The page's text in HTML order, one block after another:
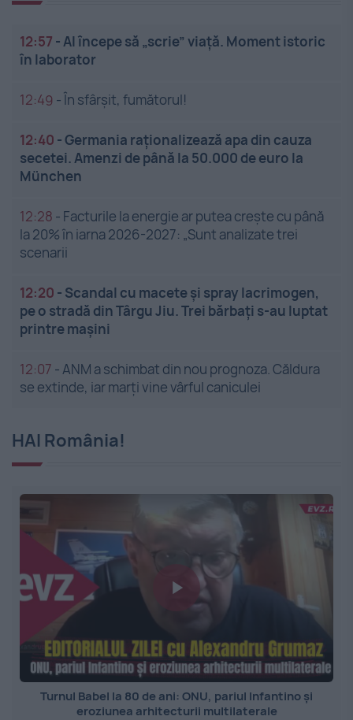
12:57 -AI începe să „scrie” viață. Moment istoric
în laborator
12:49 -În sfârșit, fumătorul!
12:40 -Germania raționalizează apa din cauza
secetei. Amenzi de până la 50.000 de euro la
München
12:28 - Facturile la energie ar putea crește cu până
la 20% în iarna 2026-2027: „Sunt analizate trei
scenarii
12:20 - Scandal cu macete și spray lacrimogen,
pe o stradă din Târgu Jiu. Trei bărbați s-au luptat
printre mașini
12:07 -ANM a schimbat din nou prognoza. Căldura
se extinde, iar marți vine vârful caniculei
HAI România!
Turnul Babel la 80 de ani: ONU, pariul Infantino și
eroziunea arhitecturii multilaterale